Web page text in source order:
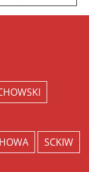
SCKIW